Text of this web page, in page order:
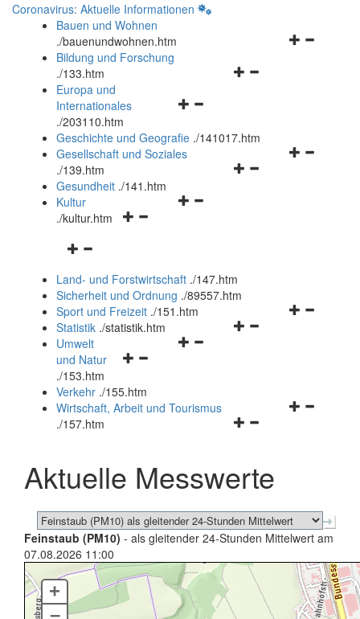
Coronavirus: Aktuelle Informationen
Bauen und Wohnen
./bauenundwohnen.htm
Navigationsmenü
Bildung und Forschung
./133.htm
Navigationsmenü
und
schließen
Europa und
Internationales
./203110.htm
Geschichte und Geografie ./141017.htm
Navigationsmenü
Gesellschaft und Soziales
./139.htm
Navigationsmenü
Gesundheit ./141.htm
Navigationsmenü
Kultur
./kultur.htm
Navigationsmenü
und
schließen
Land- und Forstwirtschaft ./147.htm
Sicherheit und Ordnung ./89557.htm
Navigationsmenü
Sport und Freizeit ./151.htm
Navigationsmenü
Statistik ./statistik.htm
Navigationsmenü
und
schließen
Umwelt
und Natur
./153.htm
Verkehr ./155.htm
Navigationsmenü
schließen
Wirtschaft, Arbeit und Tourismus
./157.htm
Aktuelle Messwerte
Feinstaub (PM10) - als gleitender 24-Stunden Mittelwert am
07.08.2026 11:00
+
–